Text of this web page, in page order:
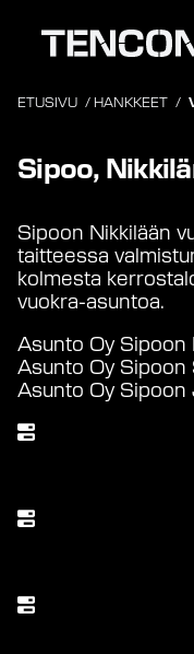
sisältöön
ETUSIVU / HANKKEET /
Sipoo,
Sipoon Nikkilään
taitteessa
kolmesta
vuokra-asuntoa.
Asunto Oy Sipoon
Asunto Oy Sipoon
Asunto Oy Sipoon